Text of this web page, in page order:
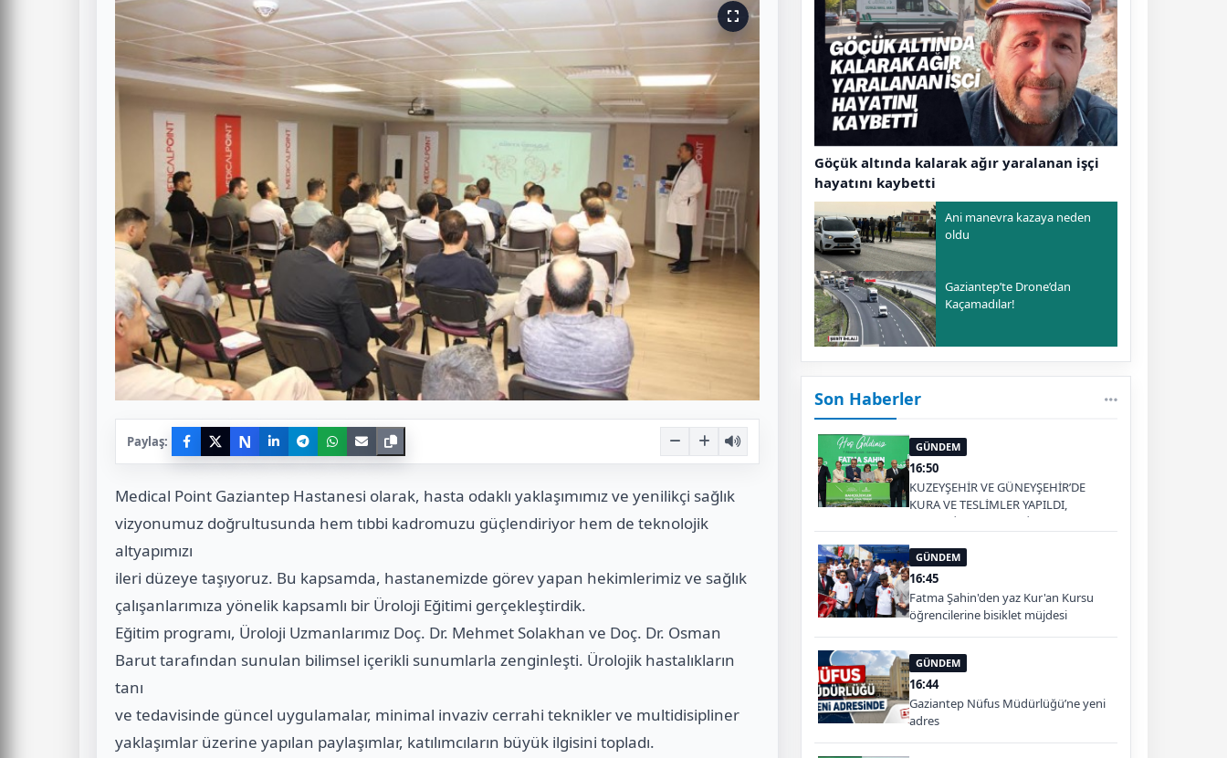
Paylaş: N
Medical Point Gaziantep Hastanesi olarak, hasta odaklı yaklaşımımız ve yenilikçi sağlık
vizyonumuz doğrultusunda hem tıbbi kadromuzu güçlendiriyor hem de teknolojik
altyapımızı
ileri düzeye taşıyoruz. Bu kapsamda, hastanemizde görev yapan hekimlerimiz ve sağlık
çalışanlarımıza yönelik kapsamlı bir Üroloji Eğitimi gerçekleştirdik.
Eğitim programı, Üroloji Uzmanlarımız Doç. Dr. Mehmet Solakhan ve Doç. Dr. Osman
Barut tarafından sunulan bilimsel içerikli sunumlarla zenginleşti. Ürolojik hastalıkların
tanı
ve tedavisinde güncel uygulamalar, minimal invaziv cerrahi teknikler ve multidisipliner
yaklaşımlar üzerine yapılan paylaşımlar, katılımcıların büyük ilgisini topladı.
Göçük altında kalarak ağır yaralanan işçi
hayatını kaybetti
Ani manevra kazaya neden
oldu
Gaziantep’te Drone’dan
Kaçamadılar!
Son Haberler
GÜNDEM
16:50
KUZEYŞEHİR VE GÜNEYŞEHİR’DE
KURA VE TESLİMLER YAPILDI,
BAHÇELİEVLER’DE 5 BİN KONUTUN
GÜNDEM
16:45
Fatma Şahin'den yaz Kur'an Kursu
öğrencilerine bisiklet müjdesi
GÜNDEM
16:44
Gaziantep Nüfus Müdürlüğü’ne yeni
adres